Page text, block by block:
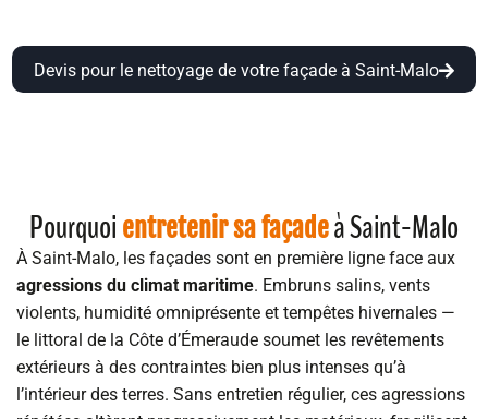
Devis pour le nettoyage de votre façade à Saint-Malo
Pourquoi entretenir sa façadeà Saint-Malo
À Saint-Malo, les façades sont en première ligne face aux
agressions du climat maritime. Embruns salins, vents
violents, humidité omniprésente et tempêtes hivernales —
le littoral de la Côte d’Émeraude soumet les revêtements
extérieurs à des contraintes bien plus intenses qu’à
l’intérieur des terres. Sans entretien régulier, ces agressions